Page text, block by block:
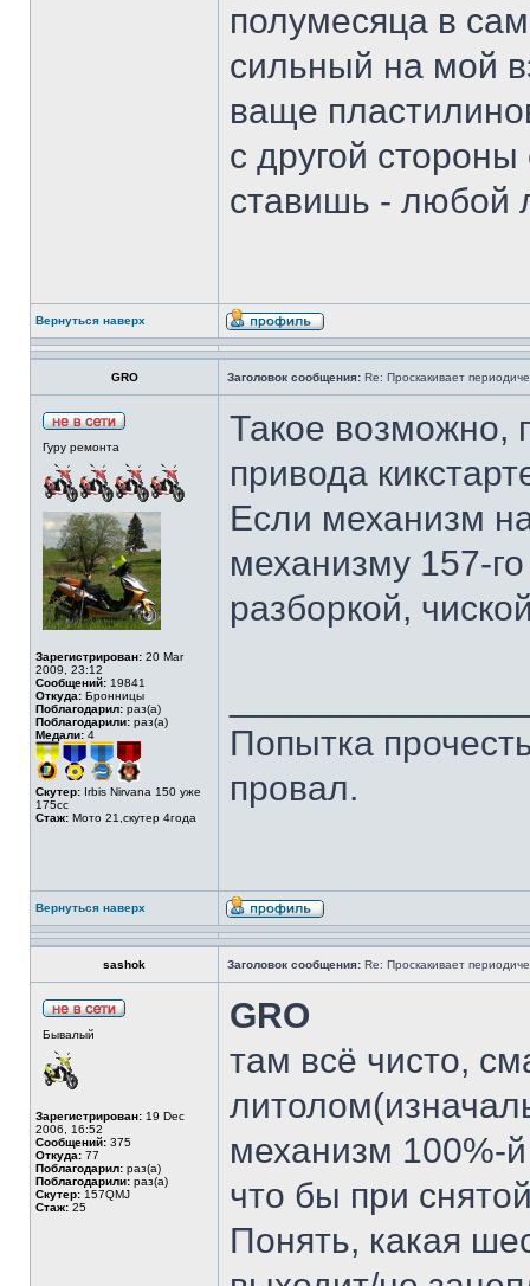
полумесяца в
сильный на мой
ваще
с другой
ставишь - любой
Вернуться наверх
GRO Заголовок сообщения: Re: Проскакивает
Гуру ремонта
Зарегистрирован: 20 Mar
2009, 23:12
Сообщений: 19841
Откуда: Бронницы
Поблагодарил: раз(а)
Поблагодарили: раз(а)
Медали: 4
Скутер: Irbis Nirvana 150 уже
175сс
Стаж: Мото 21,скутер 4года
Такое возможно,
привода
Если механизм
механизму 157-
разборкой,
Попытка
провал.
Вернуться наверх
sashok Заголовок сообщения: Re: Проскакивает
Бывалый
Зарегистрирован: 19 Dec
2006, 16:52
Сообщений: 375
Откуда: 77
Поблагодарил: раз(а)
Поблагодарили: раз(а)
Скутер: 157QMJ
Стаж: 25
GRO
там всё чисто,
механизм 100%-
что бы при
Понять, какая